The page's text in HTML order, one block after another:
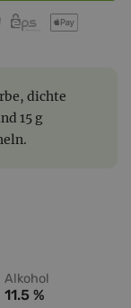
dichte
15 g
Alkohol
11.5 %